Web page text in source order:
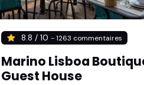
8.8 / 10 - 1263 commentaires
Marino Lisboa
Guest House